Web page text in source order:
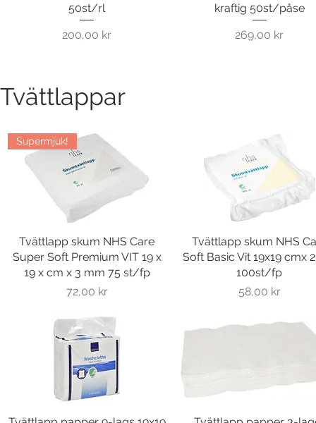
50st/rl
Pris
200,00 kr
kraftig 50st/påse
Pris
269,00 kr
Tvättlappar
Snabbvisning
Supermjuk!
Tvättlapp skum NHS Care
Super Soft Premium VIT 19 x
19 x cm x 3 mm 75 st/fp
Pris
72,00 kr
Snabbvisning
Tvättlapp skum NHS
Soft Basic Vit 19x19 cmx
100st/fp
Pris
58,00 kr